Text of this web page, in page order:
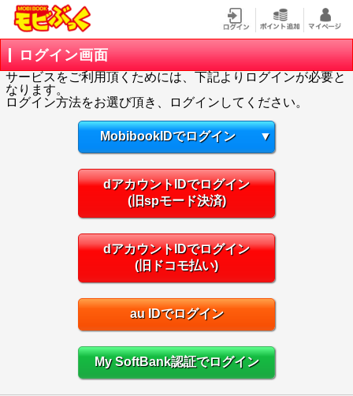
ログイン画面
サービスをご利用頂くためには、下記よりログインが必要と
なります。
ログイン方法をお選び頂き、ログインしてください。
MobibookIDでログイン ▼
dアカウントIDでログイン
(旧spモード決済)
dアカウントIDでログイン
(旧ドコモ払い)
au IDでログイン
My SoftBank認証でログイン